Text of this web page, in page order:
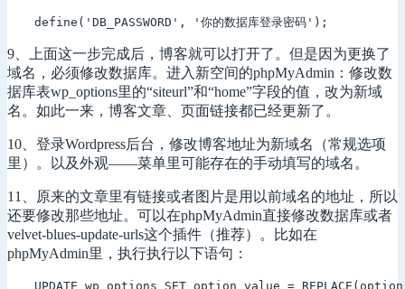
define('DB_PASSWORD', '你的数据库登录密码');
9、上面这一步完成后，博客就可以打开了。但是因为更换了
域名，必须修改数据库。进入新空间的phpMyAdmin：修改数
据库表wp_options里的“siteurl”和“home”字段的值，改为新域
名。如此一来，博客文章、页面链接都已经更新了。
10、登录Wordpress后台，修改博客地址为新域名（常规选项
里）。以及外观——菜单里可能存在的手动填写的域名。
11、原来的文章里有链接或者图片是用以前域名的地址，所以
还要修改那些地址。可以在phpMyAdmin直接修改数据库或者
velvet-blues-update-urls这个插件（推荐）。比如在
phpMyAdmin里，执行执行以下语句：
UPDATE wp_options SET option_value =